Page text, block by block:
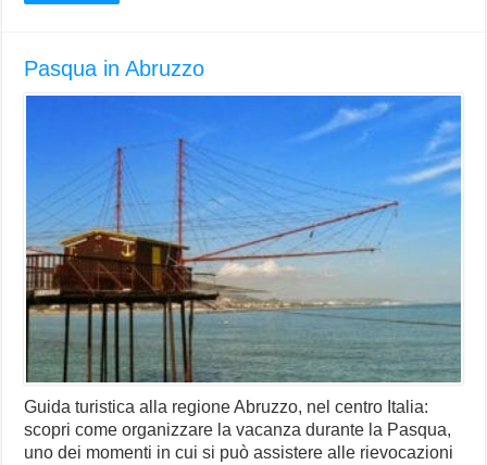
Pasqua in Abruzzo
Guida turistica alla regione Abruzzo, nel centro Italia:
scopri come organizzare la vacanza durante la Pasqua,
uno dei momenti in cui si può assistere alle rievocazioni